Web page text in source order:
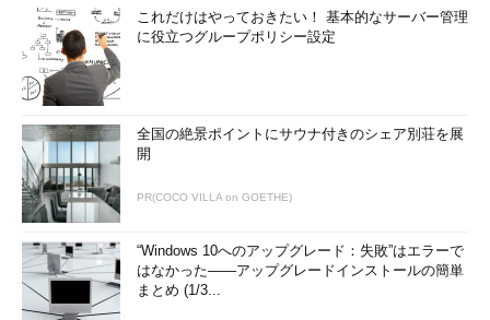
これだけはやっておきたい！ 基本的なサーバー管理
に役立つグループポリシー設定
全国の絶景ポイントにサウナ付きのシェア別荘を展
開
PR(COCO VILLA on GOETHE)
“Windows 10へのアップグレード：失敗”はエラーで
はなかった――アップグレードインストールの簡単
まとめ (1/3...